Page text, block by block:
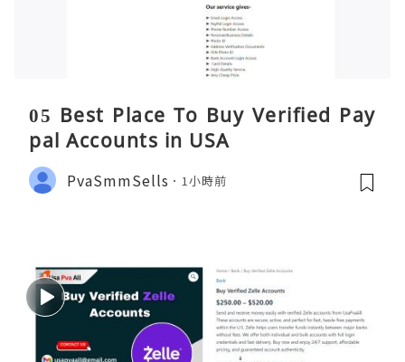
05 Best Place To Buy Verified Pay
pal Accounts in USA
PvaSmmSells 1小時前